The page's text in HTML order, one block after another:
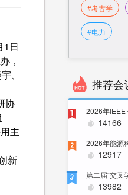
日
，
、
协
主
新
#考古学
#电力
推荐会
1
14166
2
12917
3
13982